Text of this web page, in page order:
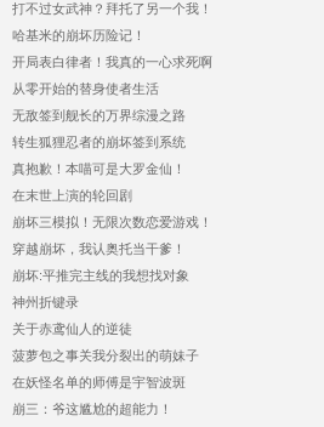
打不过女武神？拜托了另一个我！
哈基米的崩坏历险记！
开局表白律者！我真的一心求死啊
从零开始的替身使者生活
无敌签到舰长的万界综漫之路
转生狐狸忍者的崩坏签到系统
真抱歉！本喵可是大罗金仙！
在末世上演的轮回剧
崩坏三模拟！无限次数恋爱游戏！
穿越崩坏，我认奥托当干爹！
崩坏:平推完主线的我想找对象
神州折键录
关于赤鸢仙人的逆徒
菠萝包之事关我分裂出的萌妹子
在妖怪名单的师傅是宇智波斑
崩三：爷这尴尬的超能力！